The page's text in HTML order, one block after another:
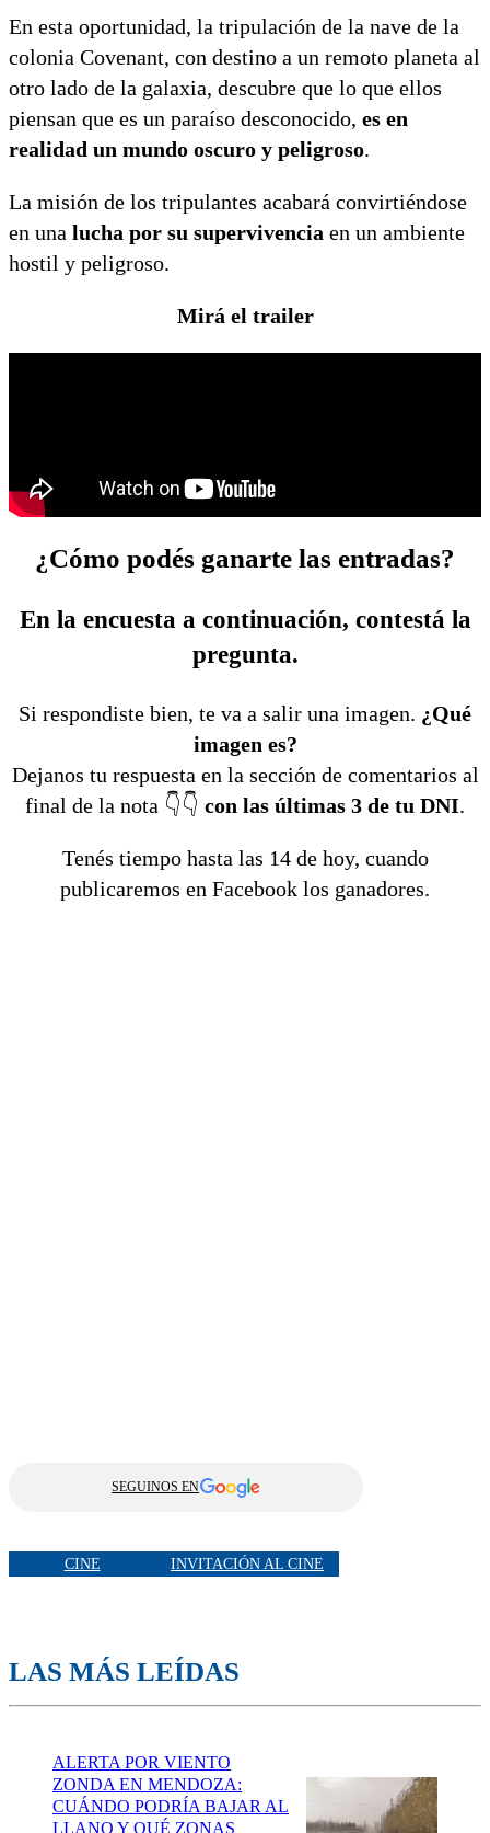
En esta oportunidad, la tripulación de la nave de la
colonia Covenant, con destino a un remoto planeta al
otro lado de la galaxia, descubre que lo que ellos
piensan que es un paraíso desconocido, es en
realidad un mundo oscuro y peligroso.
La misión de los tripulantes acabará convirtiéndose
en una lucha por su supervivencia en un ambiente
hostil y peligroso.
Mirá el trailer
¿Cómo podés ganarte las entradas?
En la encuesta a continuación, contestá la
pregunta.
Si respondiste bien, te va a salir una imagen. ¿Qué
imagen es?
Dejanos tu respuesta en la sección de comentarios al
final de la nota 👇👇 con las últimas 3 de tu DNI.
Tenés tiempo hasta las 14 de hoy, cuando
publicaremos en Facebook los ganadores.
SEGUINOS EN
CINE INVITACIÓN AL CINE
LAS MÁS LEÍDAS
ALERTA POR VIENTO
ZONDA EN MENDOZA:
CUÁNDO PODRÍA BAJAR AL
LLANO Y QUÉ ZONAS